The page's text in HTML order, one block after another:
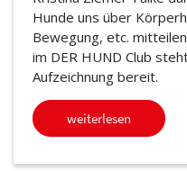
Hunde uns über
Bewegung, etc.
im DER HUND Club
Aufzeichnung bereit.
weiterlesen